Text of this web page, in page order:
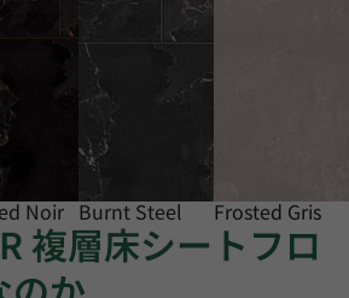
Noir Burnt Steel Frosted Gris
複層床シートフロ